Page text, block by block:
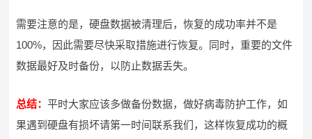
需要注意的是，硬盘数据被清理后，恢复的成功率并不是
100%，因此需要尽快采取措施进行恢复。同时，重要的文件
数据最好及时备份，以防止数据丢失。
总结：平时大家应该多做备份数据，做好病毒防护工作，如
果遇到硬盘有损坏请第一时间联系我们，这样恢复成功的概